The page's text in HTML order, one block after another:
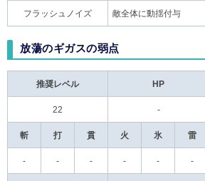
フラッシュノイズ 敵全体に動揺付与
放蕩のギガスの弱点
推奨レベル HP
22 -
斬 打 貫 火 氷 雷
- - - - - -